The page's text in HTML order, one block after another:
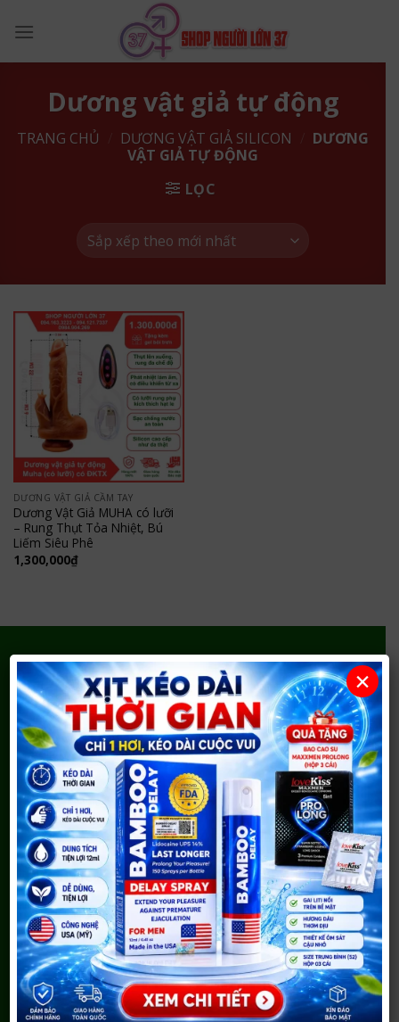
Dương vật giả tự động
TRANG CHỦ DƯƠNG VẬT GIẢ SILICON
DƯƠNG
VẬT GIẢ TỰ ĐỘNG
LỌC
DƯƠNG VẬT GIẢ CẦM TAY
Dương Vật Giả MUHA có lưỡi
– Rung Thụt Tỏa Nhiệt, Bú
Liếm Siêu Phê
1,300,000₫
Shop Người Lớn 37 – Bao Cao Su Cao Cấp tại Vinh
Sản phẩm chính hãng, tư vấn kín đáo, giao hàng
nhanh chóng – bảo mật – uy tín trong nội thành Vinh
và toàn quốc.
Cơ sở 1:290 Võ Nguyên Hiến, TP Vinh, Nghệ An
Trước đây là 290 Phong Đình Cảng, TP Vinh, Nghệ An
Cơ sở 2:21 Đốc Thiết, TP Vinh, Nghệ An
Tạm thời đóng cửa
Hotline/Zalo: 0984 904 269
×